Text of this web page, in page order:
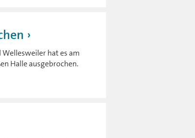
hat es am
Halle ausgebrochen.